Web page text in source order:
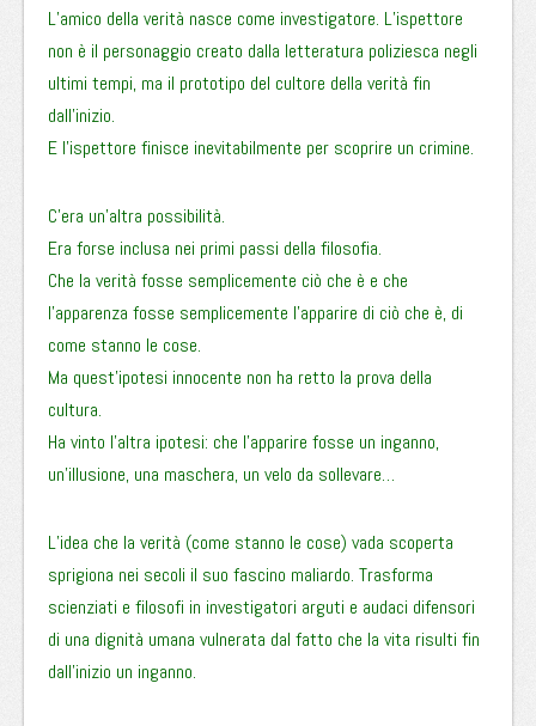
L’amico della verità nasce come investigatore. L’ispettore
non è il personaggio creato dalla letteratura poliziesca negli
ultimi tempi, ma il prototipo del cultore della verità fin
dall’inizio.
E l’ispettore finisce inevitabilmente per scoprire un crimine.
C’era un’altra possibilità.
Era forse inclusa nei primi passi della filosofia.
Che la verità fosse semplicemente ciò che è e che
l’apparenza fosse semplicemente l’apparire di ciò che è, di
come stanno le cose.
Ma quest’ipotesi innocente non ha retto la prova della
cultura.
Ha vinto l’altra ipotesi: che l’apparire fosse un inganno,
un’illusione, una maschera, un velo da sollevare…
L’idea che la verità (come stanno le cose) vada scoperta
sprigiona nei secoli il suo fascino maliardo. Trasforma
scienziati e filosofi in investigatori arguti e audaci difensori
di una dignità umana vulnerata dal fatto che la vita risulti fin
dall’inizio un inganno.